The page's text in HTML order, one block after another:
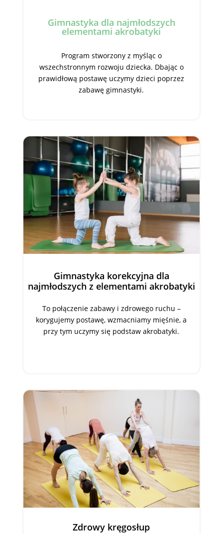
Gimnastyka dla najmłodszych
elementami akrobatyki
Program stworzony z myśląc o
wszechstronnym rozwoju dziecka. Dbając o
prawidłową postawę uczymy dzieci poprzez
zabawę gimnastyki.
Gimnastyka korekcyjna dla
najmłodszych z elementami akrobatyki
To połączenie zabawy i zdrowego ruchu –
korygujemy postawę, wzmacniamy mięśnie, a
przy tym uczymy się podstaw akrobatyki.
Zdrowy kręgosłup